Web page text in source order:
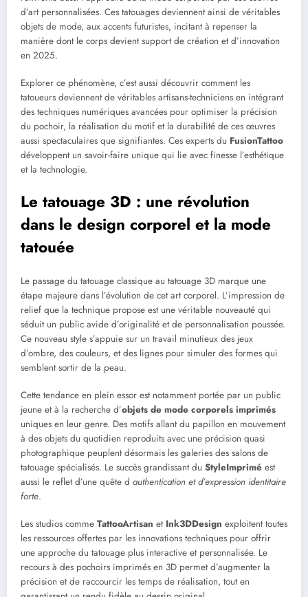
d’art personnalisées. Ces tatouages deviennent ainsi de véritables
objets de mode, aux accents futuristes, incitant à repenser la
manière dont le corps devient support de création et d’innovation
en 2025.
Explorer ce phénomène, c’est aussi découvrir comment les
tatoueurs deviennent de véritables artisans-techniciens en intégrant
des techniques numériques avancées pour optimiser la précision
du pochoir, la réalisation du motif et la durabilité de ces œuvres
aussi spectaculaires que signifiantes. Ces experts du FusionTattoo
développent un savoir-faire unique qui lie avec finesse l’esthétique
et la technologie.
Le tatouage 3D : une révolution
dans le design corporel et la mode
tatouée
Le passage du tatouage classique au tatouage 3D marque une
étape majeure dans l’évolution de cet art corporel. L’impression de
relief que la technique propose est une véritable nouveauté qui
séduit un public avide d’originalité et de personnalisation poussée.
Ce nouveau style s’appuie sur un travail minutieux des jeux
d’ombre, des couleurs, et des lignes pour simuler des formes qui
semblent sortir de la peau.
Cette tendance en plein essor est notamment portée par un public
jeune et à la recherche d’objets de mode corporels imprimés
uniques en leur genre. Des motifs allant du papillon en mouvement
à des objets du quotidien reproduits avec une précision quasi
photographique peuplent désormais les galeries des salons de
tatouage spécialisés. Le succès grandissant du StyleImprimé est
aussi le reflet d’une quête d authentication et d’expression identitaire
forte.
Les studios comme TattooArtisan et Ink3DDesign exploitent toutes
les ressources offertes par les innovations techniques pour offrir
une approche du tatouage plus interactive et personnalisée. Le
recours à des pochoirs imprimés en 3D permet d’augmenter la
précision et de raccourcir les temps de réalisation, tout en